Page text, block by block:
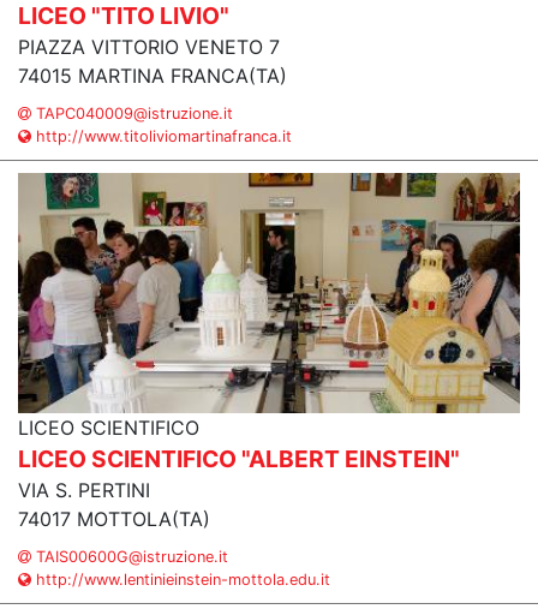
LICEO "TITO LIVIO"
PIAZZA VITTORIO VENETO 7
74015 MARTINA FRANCA(TA)
TAPC040009@istruzione.it
http://www.titoliviomartinafranca.it
LICEO SCIENTIFICO
LICEO SCIENTIFICO "ALBERT EINSTEIN"
VIA S. PERTINI
74017 MOTTOLA(TA)
TAIS00600G@istruzione.it
http://www.lentinieinstein-mottola.edu.it